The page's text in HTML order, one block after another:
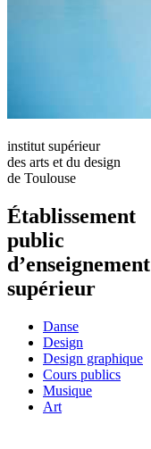
institut supérieur
des arts et du design
de Toulouse
Établissement
public
d’enseignement
supérieur
Danse
Design
Design graphique
Cours publics
Musique
Art